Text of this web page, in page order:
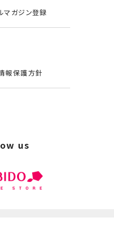
マガジン登録
報保護方針
us